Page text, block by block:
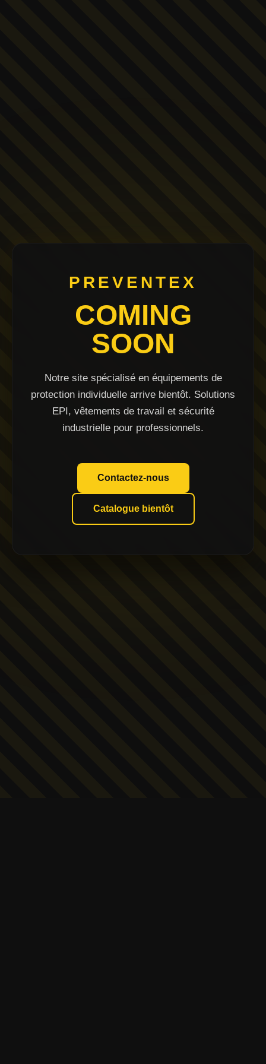
PREVENTEX
COMING
SOON
Notre site spécialisé en équipements de
protection individuelle arrive bientôt. Solutions
EPI, vêtements de travail et sécurité
industrielle pour professionnels.
Contactez-nous
Catalogue bientôt